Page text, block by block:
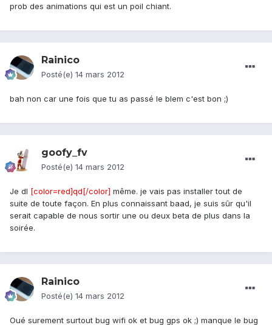
prob des animations qui est un poil chiant.
Rainico
Posté(e) 14 mars 2012
bah non car une fois que tu as passé le blem c'est bon ;)
goofy_fv
Posté(e) 14 mars 2012
Je dl [color=red]qd[/color] même. je vais pas installer tout de
suite de toute façon. En plus connaissant baad, je suis sûr qu'il
serait capable de nous sortir une ou deux beta de plus dans la
soirée.
Rainico
Posté(e) 14 mars 2012
Oué surement surtout bug wifi ok et bug gps ok ;) manque le bug